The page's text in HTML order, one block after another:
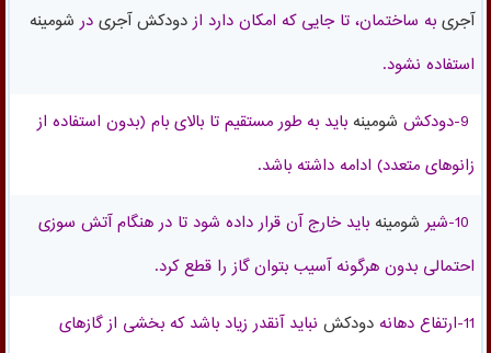
آجری به ساختمان، تا جایی که امکان دارد ازدودکش آجریدر شومینه
استفاده نشود.
شومینه باید به طور مستقیم تا بالای بام (بدون استفاده از
زانوهای متعدد) ادامه داشته باشد.
شیر شومینه باید خارج آن قرار داده شود تا در هنگام آتش سوزی
احتمالی بدون هرگونه آسیب بتوان گاز را قطع کرد.
11-ارتفاع دهانه دودکش نباید آنقدر زیاد باشد که بخشی از گازهای